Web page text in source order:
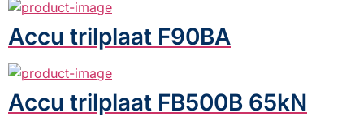
Accu trilplaat F90BA
Accu trilplaat FB500B 65kN